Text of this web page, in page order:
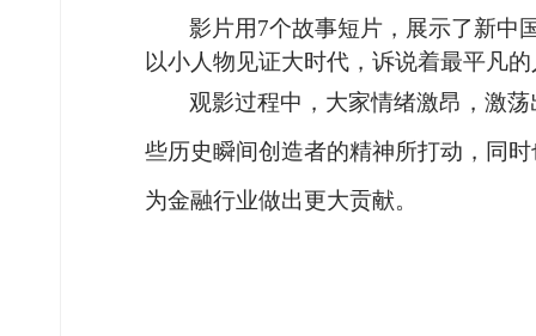
影片用7个故事短片，展示了新中
以小人物见证大时代，诉说着最平凡
观影过程中，大家情绪激昂，激
些历史瞬间创造者的精神所打动，同
为金融行业做出更大贡献。